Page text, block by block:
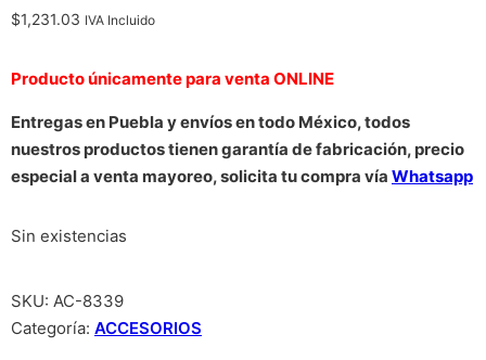
$1,231.03 IVA Incluido
Producto únicamente para venta ONLINE
Entregas en Puebla y envíos en todo México, todos
nuestros productos tienen garantía de fabricación, precio
especial a venta mayoreo, solicita tu compra vía Whatsapp
Sin existencias
SKU: AC-8339
Categoría: ACCESORIOS